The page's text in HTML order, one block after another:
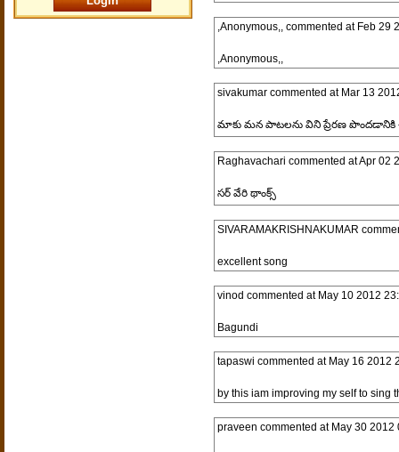
,Anonymous,,commented at Feb 29
,Anonymous,,
sivakumarcommented at Mar 13
మాకు మన పాటలను విని ప్రేరణ పొందడానికి
Raghavachari commented atApr 02
సర్ వేరి థాంక్స్
SIVARAMAKRISHNAKUMAR
excellent song
vinod commented at May 10 2012
Bagundi
tapaswi commented at May 16 2012
by this iam improving my self to sing
praveen commented at May 30 2012